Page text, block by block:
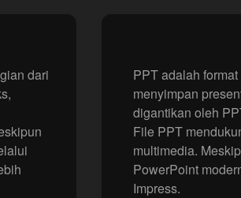
dari
PPT adalah
menyimpan
digantikan oleh
File PPT
multimedia.
PowerPoint
Impress.